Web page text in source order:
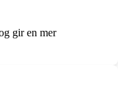
gir en mer